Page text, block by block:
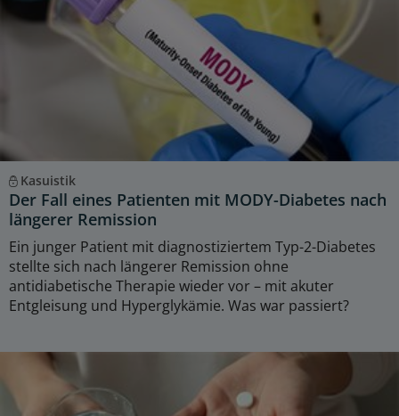
Kasuistik
Der Fall eines Patienten mit MODY-Diabetes nach
längerer Remission
Ein junger Patient mit diagnostiziertem Typ-2-Diabetes
stellte sich nach längerer Remission ohne
antidiabetische Therapie wieder vor – mit akuter
Entgleisung und Hyperglykämie. Was war passiert?